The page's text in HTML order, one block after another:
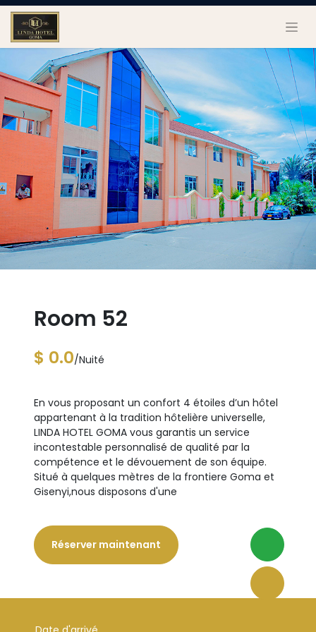
Room 52
$ 0.0/Nuité
En vous proposant un confort 4 étoiles d’un hôtel
appartenant à la tradition hôtelière universelle,
LINDA HOTEL GOMA vous garantis un service
incontestable personnalisé de qualité par la
compétence et le dévouement de son équipe.
Situé à quelques mètres de la frontiere Goma et
Gisenyi,nous disposons d'une
Réserver maintenant